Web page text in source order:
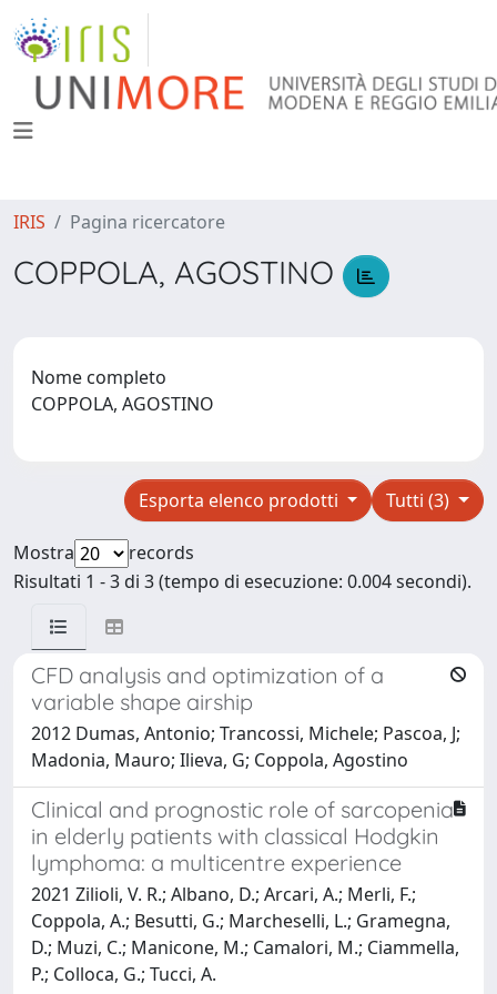
IRIS Pagina ricercatore
COPPOLA, AGOSTINO
Nome completo
COPPOLA, AGOSTINO
Tutti (3)
Esporta elenco prodotti
Mostra
records
Risultati 1 - 3 di 3 (tempo di esecuzione: 0.004 secondi).
CFD analysis and optimization of a
variable shape airship
2012 Dumas, Antonio; Trancossi, Michele; Pascoa, J;
Madonia, Mauro; Ilieva, G; Coppola, Agostino
Clinical and prognostic role of sarcopenia
in elderly patients with classical Hodgkin
lymphoma: a multicentre experience
2021 Zilioli, V. R.; Albano, D.; Arcari, A.; Merli, F.;
Coppola, A.; Besutti, G.; Marcheselli, L.; Gramegna,
D.; Muzi, C.; Manicone, M.; Camalori, M.; Ciammella,
P.; Colloca, G.; Tucci, A.